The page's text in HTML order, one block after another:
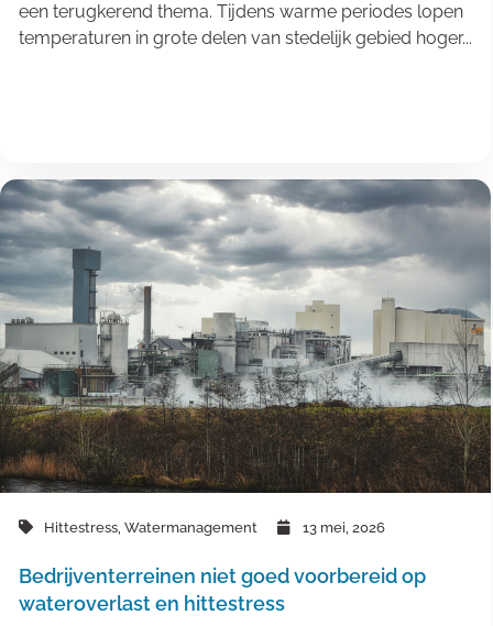
een terugkerend thema. Tijdens warme periodes lopen
temperaturen in grote delen van stedelijk gebied hoger...
Hittestress Watermanagement 13 mei, 2026
Bedrijventerreinen niet goed voorbereid op
wateroverlast en hittestress